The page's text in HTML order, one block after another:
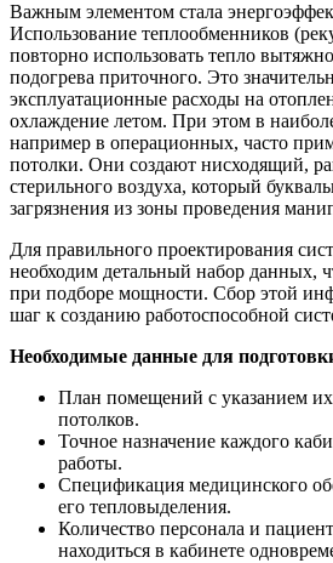
Важным элементом стала
Использование теплообменников
повторно использовать тепло
подогрева приточного. Это
эксплуатационные расходы на
охлаждение летом. При этом в
например в операционных, часто
потолки. Они создают нисходящий,
стерильного воздуха, который
загрязнения из зоны проведения
Для правильного проектирования
необходим детальный набор данных,
при подборе мощности. Сбор этой
шаг к созданию работоспособной
Необходимые данные для
План помещений с указанием
потолков.
Точное назначение каждого
работы.
Спецификация медицинского
его тепловыделения.
Количество персонала и
находиться в кабинете